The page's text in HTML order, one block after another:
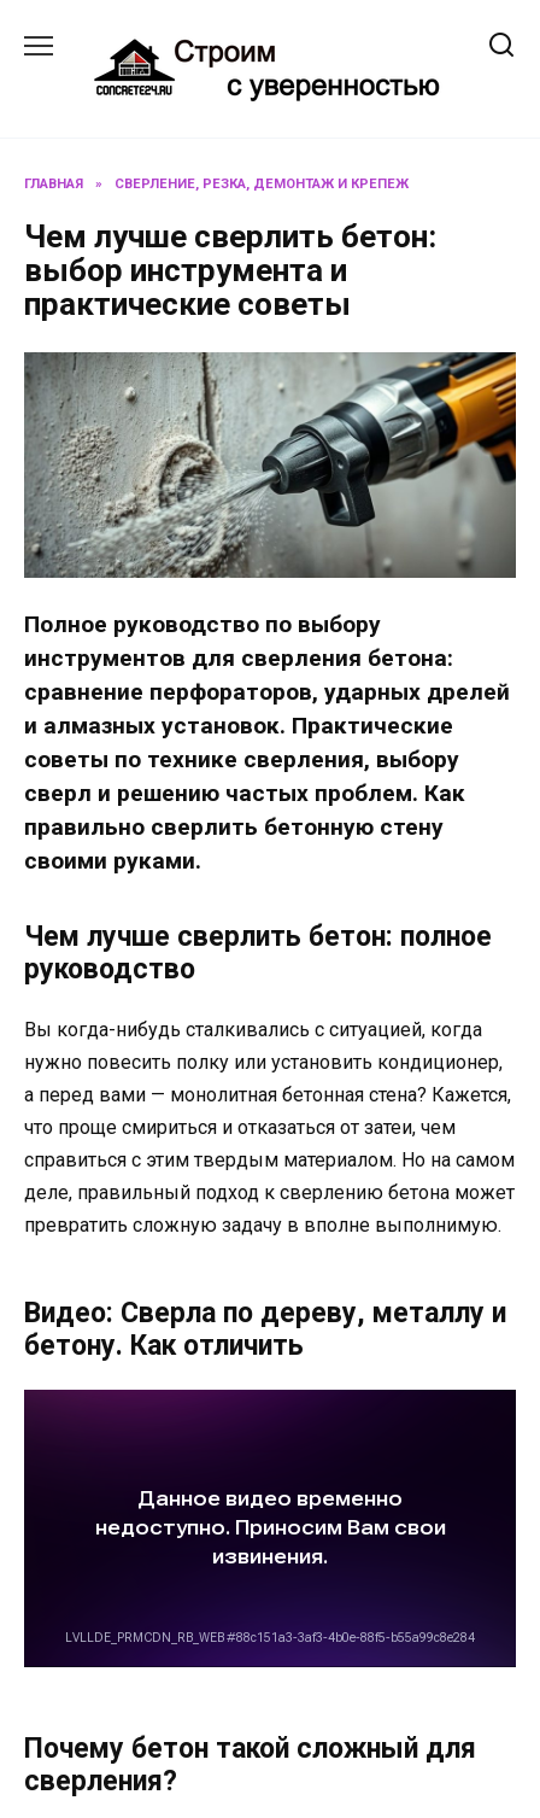
содержанию
ГЛАВНАЯ » СВЕРЛЕНИЕ, РЕЗКА, ДЕМОНТАЖ И КРЕПЕЖ
Чем лучше сверлить бетон:
выбор инструмента и
практические советы
Полное руководство по выбору
инструментов для сверления бетона:
сравнение перфораторов, ударных дрелей
и алмазных установок. Практические
советы по технике сверления, выбору
сверл и решению частых проблем. Как
правильно сверлить бетонную стену
своими руками.
Чем лучше сверлить бетон: полное
руководство
Вы когда-нибудь сталкивались с ситуацией, когда
нужно повесить полку или установить кондиционер,
а перед вами — монолитная бетонная стена? Кажется,
что проще смириться и отказаться от затеи, чем
справиться с этим твердым материалом. Но на самом
деле, правильный подход к сверлению бетона может
превратить сложную задачу в вполне выполнимую.
Видео: Сверла по дереву, металлу и
бетону. Как отличить
Почему бетон такой сложный для
сверления?